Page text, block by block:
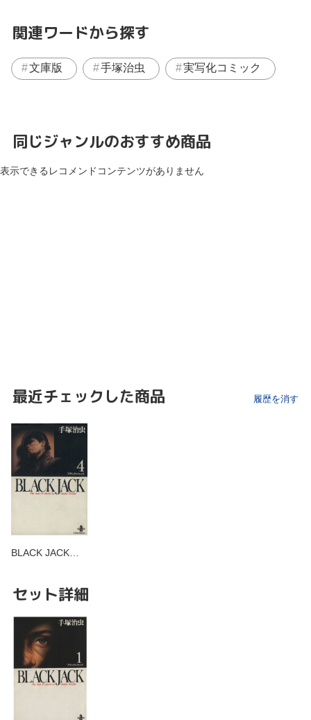
関連ワードから探す
文庫版 手塚治虫 実写化コミック
同じジャンルのおすすめ商品
表示できるレコメンドコンテンツがありません
最近チェックした商品 履歴を消す
BLACK JACK…
セット詳細